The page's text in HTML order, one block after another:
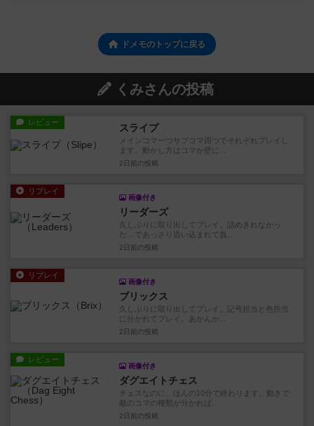
ドメモのトップに戻る
くみさんの投稿
レビュー スライプ
メインコマ一つサブコマ四つでそれぞれプレイし
ます。動かし方はコマか壁に...
2日前 の投稿
リプレイ
画像付き
リーダーズ
久しぶりに取り出してプレイ。詰めきれなかっ
た…であっさり追い込まれて負...
2日前 の投稿
リプレイ
画像付き
ブリックス
久しぶりに取り出してプレイ。記号担当と色担当
に分かれてプレイ。あかんか...
2日前 の投稿
レビュー
画像付き
ダグエイトチェス
チェスなのに、ほんの10分で終わります。動きで
敵のコマの種類が分かれば...
2日前 の投稿